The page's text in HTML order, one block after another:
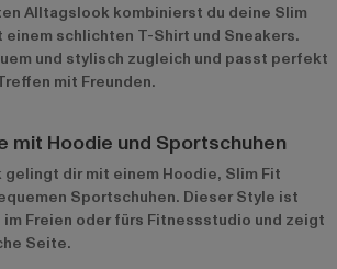
Alltagslook kombinierst du deine Slim
schlichten T-Shirt und Sneakers.
und stylisch zugleich und passt perfekt
mit Freunden.
mit Hoodie und Sportschuhen
gelingt dir mit einem Hoodie, Slim Fit
Sportschuhen. Dieser Style ist
Freien oder fürs Fitnessstudio und zeigt
Seite.